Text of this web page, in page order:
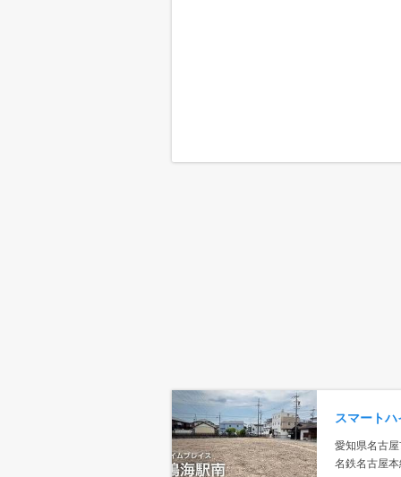
愛知県名古
名鉄名古屋